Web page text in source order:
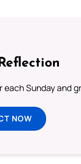
Sunday and
NOW